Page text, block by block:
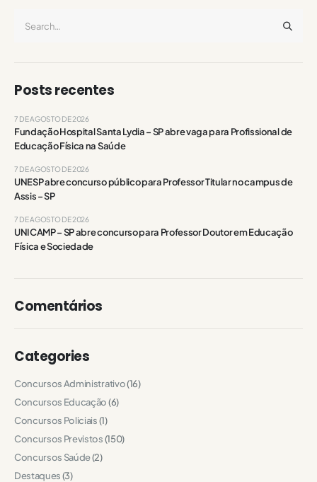
Posts recentes
Fundação Hospital Santa Lydia – SP abre vaga para Profissional de
Educação Física na Saúde
7 DE AGOSTO DE 2026
UNESP abre concurso público para Professor Titular no campus de
Assis – SP
7 DE AGOSTO DE 2026
UNICAMP – SP abre concurso para Professor Doutor em Educação
Física e Sociedade
7 DE AGOSTO DE 2026
Comentários
Categories
Concursos Administrativo(16)
Concursos Educação(6)
Concursos Policiais(1)
Concursos Previstos(150)
Concursos Saúde(2)
Destaques(3)